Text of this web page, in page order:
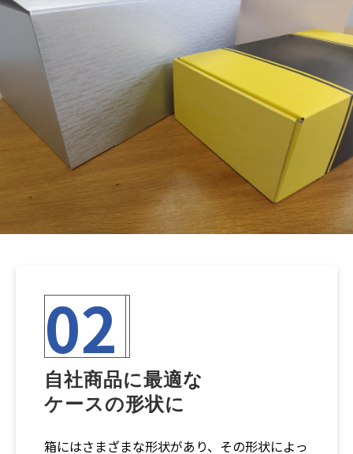
02
自社商品に最適な
ケースの形状に
箱にはさまざまな形状があり、その形状によっ